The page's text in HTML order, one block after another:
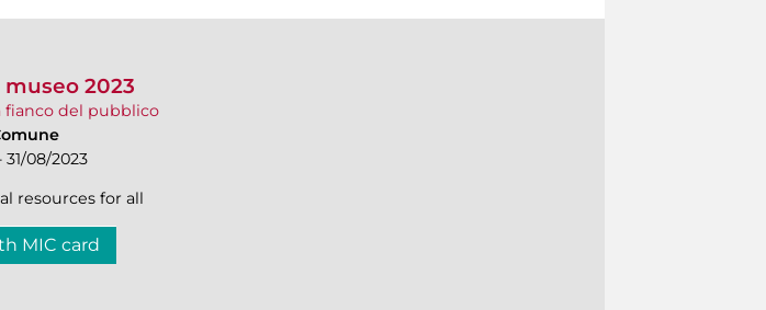
museo 2023
fianco del pubblico
31/08/2023
resources for all
MIC card